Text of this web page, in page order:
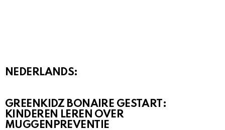
NEDERLANDS:
GREENKIDZ BONAIRE GESTART:
KINDEREN LEREN OVER
MUGGENPREVENTIE